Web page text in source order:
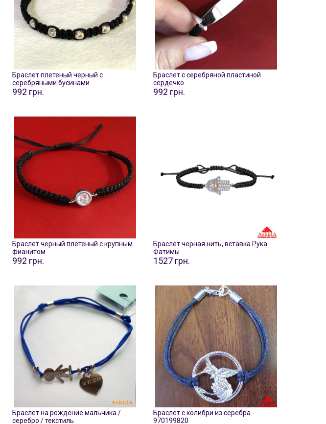
Браслет плетеный черный с
серебряными бусинами
992 грн.
Браслет с серебряной пластиной
сердечко
992 грн.
Браслет черный плетеный с крупным
фианитом
992 грн.
Браслет черная нить, вставка Рука
Фатимы
1527 грн.
Браслет на рождение мальчика /
серебро / текстиль
Браслет с колибри из серебра -
970199820